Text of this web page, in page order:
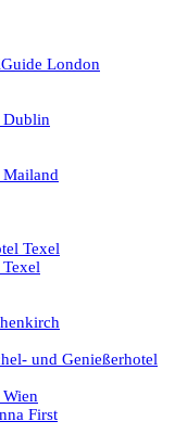
London
Dublin
Texel
und Genießerhotel
First